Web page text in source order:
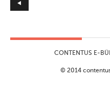
CONTENTUS E-
© 2014 contentus